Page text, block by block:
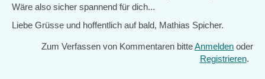
Wäre also sicher spannend für dich...
Liebe Grüsse und hoffentlich auf bald, Mathias Spicher.
Zum Verfassen von Kommentaren bitteAnmelden oder
Registrieren.